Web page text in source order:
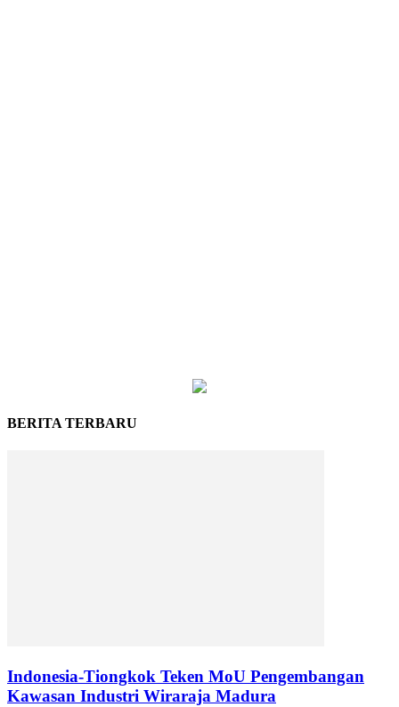
BERITA TERBARU
Indonesia-Tiongkok Teken MoU Pengembangan
Kawasan Industri Wiraraja Madura